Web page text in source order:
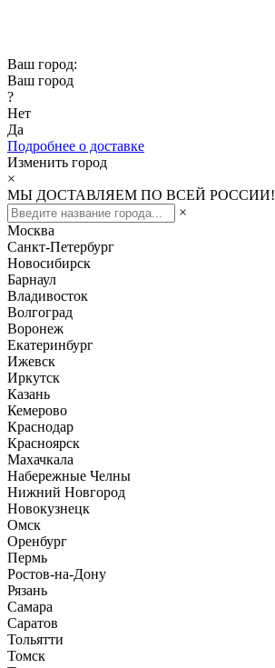
Ваш город:
Ваш город
?
Нет
Да
Подробнее о доставке
Изменить город
×
МЫ ДОСТАВЛЯЕМ ПО ВСЕЙ РОССИИ!
×
Москва
Санкт-Петербург
Новосибирск
Барнаул
Владивосток
Волгоград
Воронеж
Екатеринбург
Ижевск
Иркутск
Казань
Кемерово
Краснодар
Красноярск
Махачкала
Набережные Челны
Нижний Новгород
Новокузнецк
Омск
Оренбург
Пермь
Ростов-на-Дону
Рязань
Самара
Саратов
Тольятти
Томск